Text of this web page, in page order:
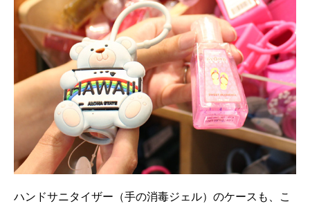
ハンドサニタイザー（手の消毒ジェル）のケースも、こ